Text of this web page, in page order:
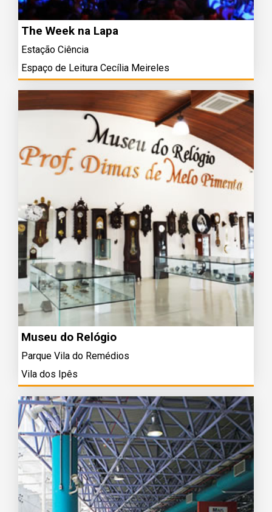
The Week na Lapa
Estação Ciência
Espaço de Leitura Cecília Meireles
Museu do Relógio
Parque Vila do Remédios
Vila dos Ipês